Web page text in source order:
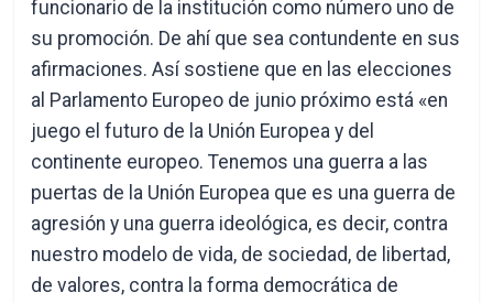
funcionario de la institución como número uno de
su promoción. De ahí que sea contundente en sus
afirmaciones. Así sostiene que en las elecciones
al Parlamento Europeo de junio próximo está «en
juego el futuro de la Unión Europea y del
continente europeo. Tenemos una guerra a las
puertas de la Unión Europea que es una guerra de
agresión y una guerra ideológica, es decir, contra
nuestro modelo de vida, de sociedad, de libertad,
de valores, contra la forma democrática de